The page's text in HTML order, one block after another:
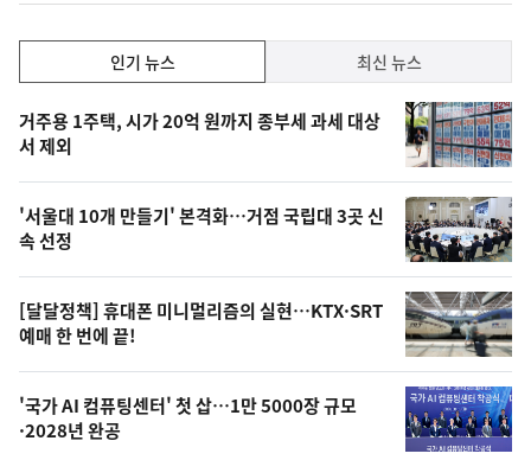
기,
최
신,
오
늘
의
영
상
오
인기 뉴스 최신 뉴스
인
기
뉴
스
거주용 1주택, 시가 20억 원까지 종부세 과세 대상
서 제외
'서울대 10개 만들기' 본격화…거점 국립대 3곳 신
속 선정
[달달정책] 휴대폰 미니멀리즘의 실현…KTX·SRT
예매 한 번에 끝!
'국가 AI 컴퓨팅센터' 첫 삽…1만 5000장 규모
·2028년 완공